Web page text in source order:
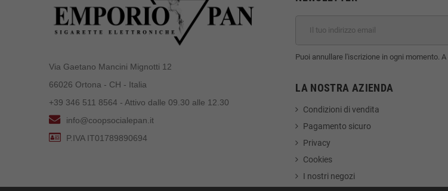
Via Gaetano Mancini Mignotti 12
66026 Ortona - CH - Italia
+39 346 511 8564 - Attivo dalle 09.30 alle 12.30
info@coopsocialepan.it
P.IVA IT01789890694
Puoi annullare l'iscrizione in ogni momento.
LA NOSTRA AZIENDA
Condizioni di vendita
Pagamento sicuro
Privacy
Cookies
I nostri negozi